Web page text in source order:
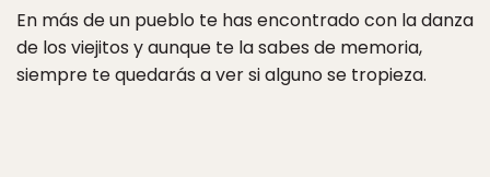
En más de un pueblo te has encontrado con la danza
de los viejitos y aunque te la sabes de memoria,
siempre te quedarás a ver si alguno se tropieza.